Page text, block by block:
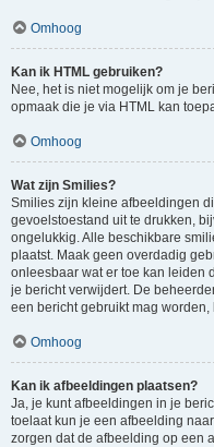
Omhoog
Kan ik HTML gebruiken?
Nee, het is niet mogelijk om je
opmaak die je via HTML kan
Omhoog
Wat zijn Smilies?
Smilies zijn kleine afbeeldingen
gevoelstoestand uit te drukken,
ongelukkig. Alle beschikbare
plaatst. Maak geen overdadig
onleesbaar wat er toe kan leiden
je bericht verwijdert. De
een bericht gebruikt mag
Omhoog
Kan ik afbeeldingen plaatsen?
Ja, je kunt afbeeldingen in je
toelaat kun je een afbeelding
zorgen dat de afbeelding op een